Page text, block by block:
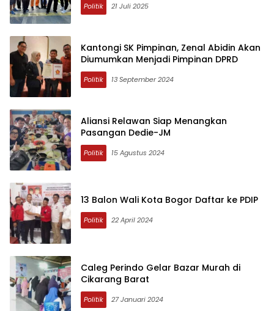
Politik 21 Juli 2025
Kantongi SK Pimpinan, Zenal Abidin Akan
Diumumkan Menjadi Pimpinan DPRD
Politik 13 September 2024
Aliansi Relawan Siap Menangkan
Pasangan Dedie-JM
Politik 15 Agustus 2024
13 Balon Wali Kota Bogor Daftar ke PDIP
Politik 22 April 2024
Caleg Perindo Gelar Bazar Murah di
Cikarang Barat
Politik 27 Januari 2024